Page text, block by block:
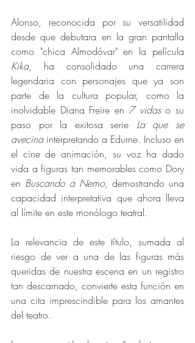
Alonso, reconocida por su versatilidad
desde que debutara en la gran pantalla
Kika, ha consolidado una carrera
legendaria con personajes que ya son
parte de la cultura popular, como la
inolvidable Diana Freire en 7 vidas o su
paso por la exitosa serie La que se
avecina interpretando a Edurne. Incluso en
el cine de animación, su voz ha dado
vida a figuras tan memorables como Dory
en Buscando a Nemo, demostrando una
capacidad interpretativa que ahora lleva
al límite en este monólogo teatral.
La relevancia de este título, sumada al
riesgo de ver a una de las figuras más
queridas de nuestra escena en un registro
tan descarnado, convierte esta función en
una cita imprescindible para los amantes
del teatro.